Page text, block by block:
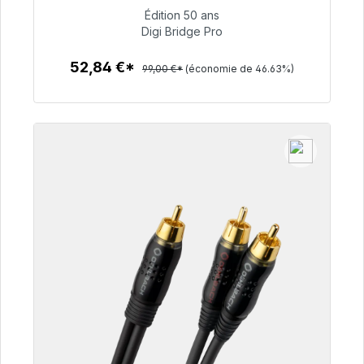
52,84 €
Édition 50 ans
Digi Bridge Pro
52,84 €* 99,00 €* (économie de 46.63%)